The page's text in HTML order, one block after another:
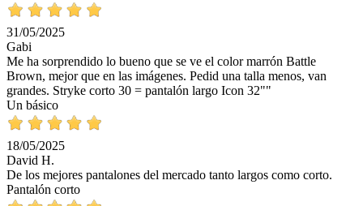
31/05/2025
Gabi
Me ha sorprendido lo bueno que se ve el color marrón Battle
Brown, mejor que en las imágenes. Pedid una talla menos, van
grandes. Stryke corto 30 = pantalón largo Icon 32""
Un básico
18/05/2025
David H.
De los mejores pantalones del mercado tanto largos como corto.
Pantalón corto